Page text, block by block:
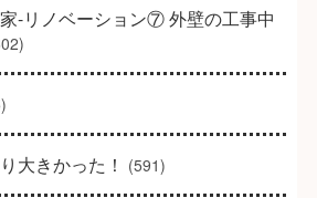
-リノベーション⑦ 外壁の工事中
大きかった！ (591)